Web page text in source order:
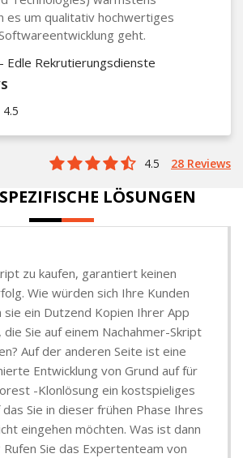
es um qualitativ hochwertiges
geht.
- Edle Rekrutierungsdienste
4.5
4.5 28 Reviews
LÖSUNGEN
zu kaufen, garantiert keinen
Wie würden sich Ihre Kunden
sie ein Dutzend Kopien Ihrer App
Sie auf einem Nachahmer-Skript
Auf der anderen Seite ist eine
Entwicklung von Grund auf für
-Klonlösung ein kostspieliges
Sie in dieser frühen Phase Ihres
eingehen möchten. Was ist dann
Rufen Sie das Expertenteam von